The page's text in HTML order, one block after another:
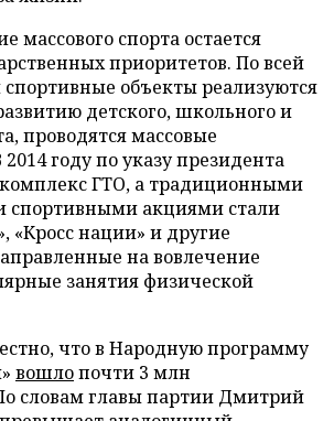
массового спорта остается
приоритетов. По всей
спортивные объекты реализуются
детского, школьного и
проводятся массовые
году по указу президента
ГТО, а традиционными
спортивными акциями стали
«Кросс нации» и другие
на вовлечение
занятия физической
что в Народную программу
вошлопочти 3 млн
словам главы партии Дмитрий